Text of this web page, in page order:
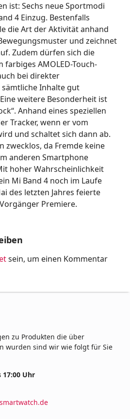
ist: Sechs neue Sportmodi
4 Einzug. Bestenfalls
die Art der Aktivität anhand
und zeichnet
Zudem dürfen sich die
AMOLED-Touch-
bei direkter
Inhalte gut
weitere Besonderheit ist
Anhand eines speziellen
Tracker, wenn er vom
und schaltet sich dann ab.
zwecklos, da Fremde keine
anderen Smartphone
hoher Wahrscheinlichkeit
Mi Band 4 noch im Laufe
des letzten Jahres feierte
Premiere.
sein, um einen Kommentar
zu Produkten die über
wurden sind wir wie folgt für Sie
17:00 Uhr